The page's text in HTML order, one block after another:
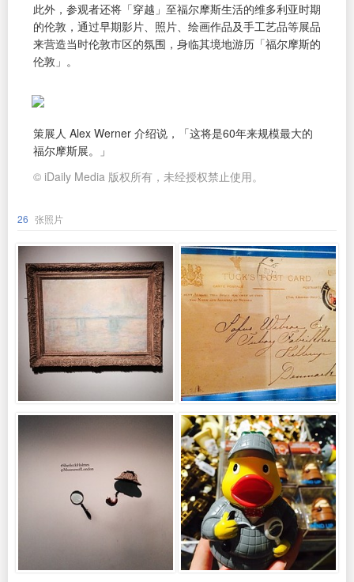
此外，参观者还将「穿越」至福尔摩斯生活的维多利亚时期
的伦敦，通过早期影片、照片、绘画作品及手工艺品等展品
来营造当时伦敦市区的氛围，身临其境地游历「福尔摩斯的
伦敦」。
策展人 Alex Werner 介绍说，「这将是60年来规模最大的
福尔摩斯展。」
© iDaily Media 版权所有，未经授权禁止使用。
26 张照片